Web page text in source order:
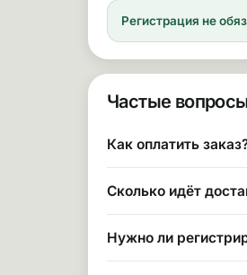
Регистрация не
Частые
Как оплатить
Сколько идёт
Нужно ли